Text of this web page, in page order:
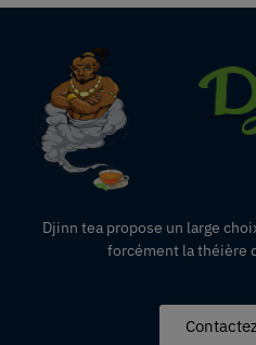
Djinn tea propose un large
forcément la théière